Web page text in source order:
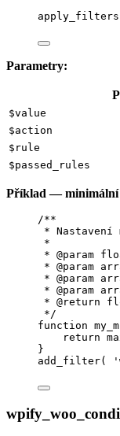
apply_filters
Parametry:
$value
$action
$rule
$passed_rules
Příklad — minimální
/**
* Nastavení
*
* @param
* @param
* @param
* @param
* @return
*/
function
return
}
add_filter( '